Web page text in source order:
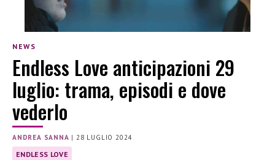
NEWS
Endless Love anticipazioni 29
luglio: trama, episodi e dove
vederlo
ANDREA SANNA |28 LUGLIO 2024
ENDLESS LOVE